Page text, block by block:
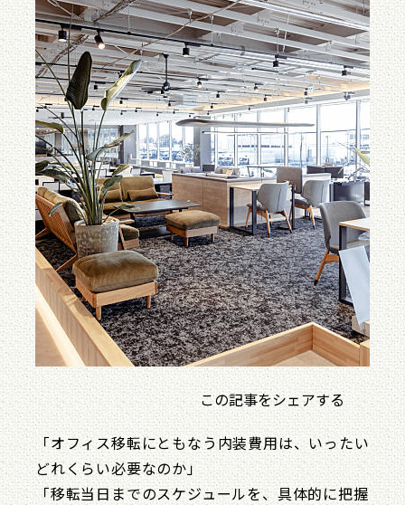
この記事をシェアする
「オフィス移転にともなう内装費用は、いったい
どれくらい必要なのか」
「移転当日までのスケジュールを、具体的に把握